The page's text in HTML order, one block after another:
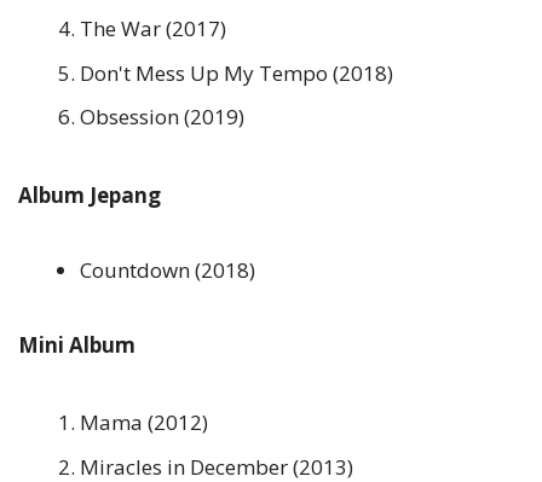
The War (2017)
Don't Mess Up My Tempo (2018)
Obsession (2019)
Album Jepang
Countdown (2018)
Mini Album
Mama (2012)
Miracles in December (2013)